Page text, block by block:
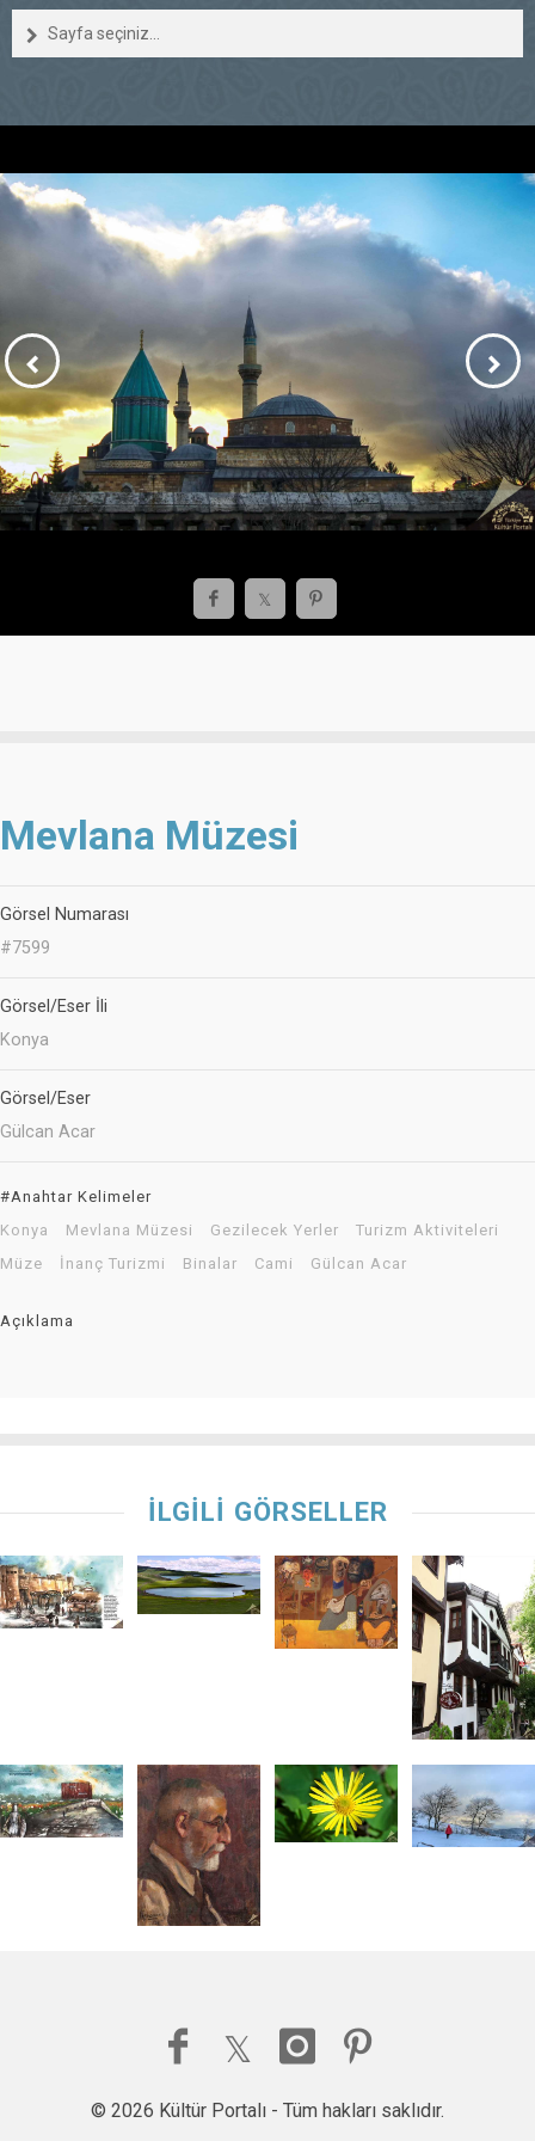
Sayfa seçiniz...
Mevlana Müzesi
Görsel Numarası
#7599
Görsel/Eser İli
Konya
Görsel/Eser
Gülcan Acar
#Anahtar Kelimeler
Konya
Mevlana Müzesi Gezilecek Yerler
Turizm Aktiviteleri
Müze
İnanç Turizmi Binalar Cami Gülcan Acar
Açıklama
İLGİLİ GÖRSELLER
© 2026 Kültür Portalı - Tüm hakları saklıdır.